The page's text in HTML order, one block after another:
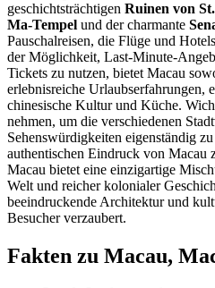
geschichtsträchtigen Ruinen von
Ma-Tempel und der charmante
Pauschalreisen, die Flüge und
der Möglichkeit, Last-Minute-
Tickets zu nutzen, bietet Macau
erlebnisreiche Urlaubserfahrungen,
chinesische Kultur und Küche.
nehmen, um die verschiedenen
Sehenswürdigkeiten eigenständig
authentischen Eindruck von Macau
Macau bietet eine einzigartige
Welt und reicher kolonialer
beeindruckende Architektur und
Besucher verzaubert.
Fakten zu Macau,